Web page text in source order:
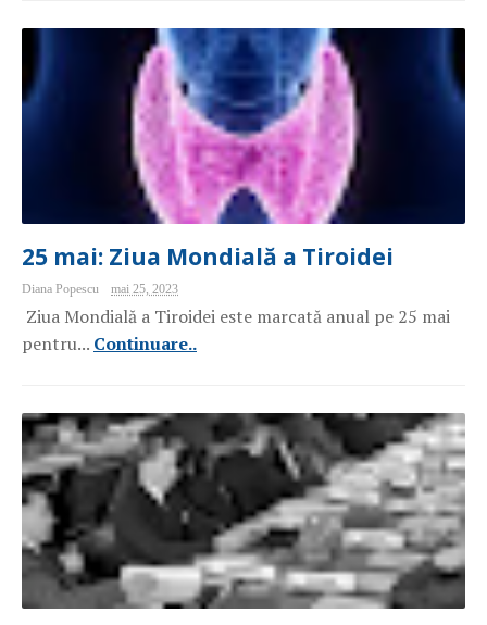
25 mai: Ziua Mondială a Tiroidei
Diana Popescu mai 25, 2023
Ziua Mondială a Tiroidei este marcată anual pe 25 mai
pentru... Continuare..